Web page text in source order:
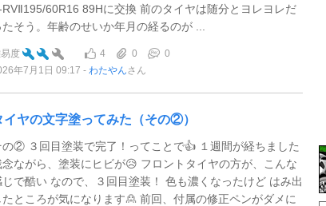
RVⅡ195/60R16 89Hに交換 前のタイヤは随分とヨレヨレだ
たそう。年齢のせいか年月の経るのが ...
度 4 0
0
年7月1日 09:17
わたやんさん
イヤの文字塗ってみた（その②）
の② ３回目塗装で完了！ってことで👍 １週間が経ちました
念ながら、塗装にヒビが😥 フロントタイヤの方が、こんな
じで酷い なので、３回目塗装！ 色も濃くなったけど はみ出
たところが気になります🙎 前回、付属の修正ペンがダメに